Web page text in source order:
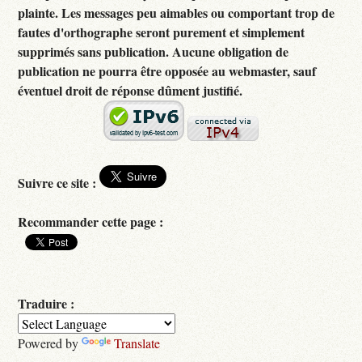
plainte. Les messages peu aimables ou comportant trop de
fautes d'orthographe seront purement et simplement
supprimés sans publication. Aucune obligation de
publication ne pourra être opposée au webmaster, sauf
éventuel droit de réponse dûment justifié.
Suivre ce site :
Recommander cette page :
Traduire :
Powered by Translate